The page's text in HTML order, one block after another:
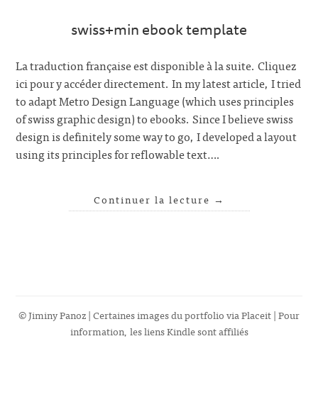
swiss+min ebook template
La traduction française est disponible à la suite. Cliquez
ici pour y accéder directement. In my latest article, I tried
to adapt Metro Design Language (which uses principles
of swiss graphic design) to ebooks. Since I believe swiss
design is definitely some way to go, I developed a layout
using its principles for reflowable text….
Continuer la lecture →
© Jiminy Panoz | Certaines images du portfolio viaPlaceit| Pour
information, les liens Kindle sont affiliés